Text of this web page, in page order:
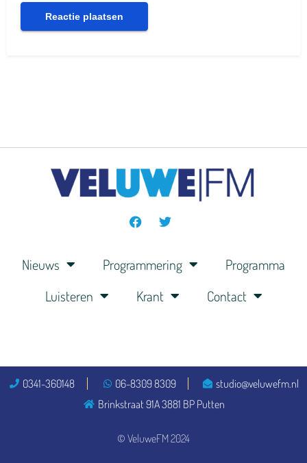
Nieuws Programmering
Programma
Luisteren
Krant Contact
© VeluweFM 2024
0341-360148 06-8309 8309
studio@veluwefm.nl
Brinkstraat 91A 3881 BP Putten